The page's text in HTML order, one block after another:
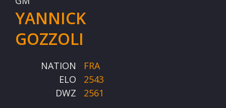
YANNICK
GOZZOLI
NATION
FRA
ELO
2543
DWZ
2561